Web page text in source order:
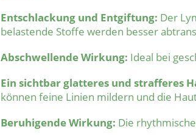
Entschlackung und Entgiftung: Der
belastende Stoffe werden besser
Abschwellende Wirkung: Ideal bei
Ein sichtbar glatteres und strafferes
können feine Linien mildern und die
Beruhigende Wirkung: Die